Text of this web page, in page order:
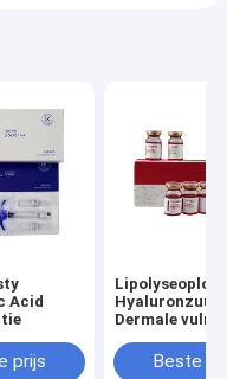
Acid
prijs
Hyaluronzuur
Dermale
Beste